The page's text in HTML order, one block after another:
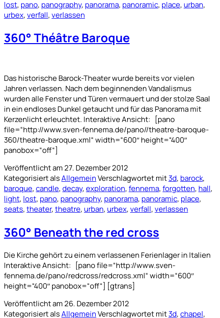
lost, pano, panography, panorama, panoramic, place,urban,
urbex,verfall,verlassen
360° Théâtre Baroque
Das historische Barock-Theater wurde bereits vor vielen
Jahren verlassen. Nach dem beginnenden Vandalismus
wurden alle Fenster und Türen vermauert und der stolze Saal
in ein endloses Dunkel getaucht und für das Panorama mit
Kerzenlicht erleuchtet. Interaktive Ansicht: [pano
file=“http://www.sven-fennema.de/pano//theatre-baroque-
360/theatre-baroque.xml“ width=“600″ height=“400″
panobox=“off“]
Veröffentlicht am27. Dezember 2012
Kategorisiert alsAllgemeinVerschlagwortet mit3d, barock,
baroque,candle,decay,exploration,fennema,forgotten, hall,
light, lost, pano, panography, panorama, panoramic, place,
seats,theater,theatre,urban,urbex,verfall,verlassen
360° Beneath the red cross
Die Kirche gehört zu einem verlassenen Ferienlager in Italien
Interaktive Ansicht: [pano file=“http://www.sven-
fennema.de/pano/redcross/redcross.xml“ width=“600″
height=“400″ panobox=“off“] [gtrans]
Veröffentlicht am26. Dezember 2012
Kategorisiert alsAllgemeinVerschlagwortet mit3d,chapel,